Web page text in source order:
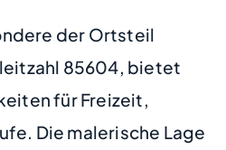
der Ortsteil
85604, bietet
für Freizeit,
Die malerische Lage